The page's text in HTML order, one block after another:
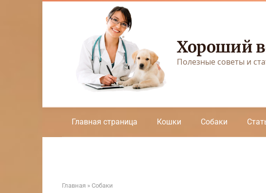
Хороший
Полезные советы и
Главная страница Кошки Собаки
Главная » Собаки